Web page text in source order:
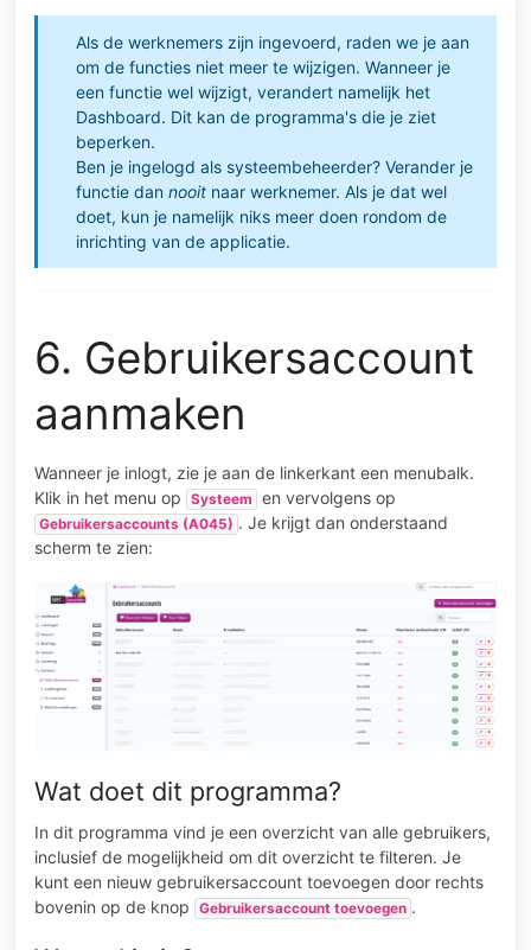
Als de werknemers zijn ingevoerd, raden we je aan
om de functies niet meer te wijzigen. Wanneer je
een functie wel wijzigt, verandert namelijk het
Dashboard. Dit kan de programma's die je ziet
beperken.
Ben je ingelogd als systeembeheerder? Verander je
functie dan nooit naar werknemer. Als je dat wel
doet, kun je namelijk niks meer doen rondom de
inrichting van de applicatie.
6. Gebruikersaccount
aanmaken
Wanneer je inlogt, zie je aan de linkerkant een menubalk.
Klik in het menu op
Systeem en vervolgens op
Gebruikersaccounts (A045) . Je krijgt dan onderstaand
scherm te zien:
Wat doet dit programma?
In dit programma vind je een overzicht van alle gebruikers,
inclusief de mogelijkheid om dit overzicht te filteren. Je
kunt een nieuw gebruikersaccount toevoegen door rechts
bovenin op de knop
Gebruikersaccount toevoegen .